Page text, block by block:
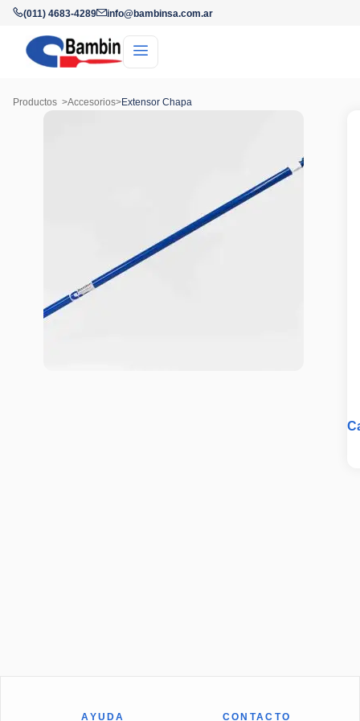
(011) 4683-4289 info@bambinsa.com.ar
Productos >Accesorios>Extensor Chapa
AYUDA CONTACTO